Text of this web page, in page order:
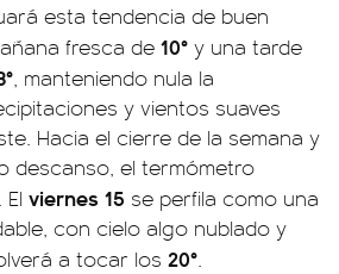
esta tendencia de buen
fresca de 10° y una tarde
, manteniendo nula la
y vientos suaves
Hacia el cierre de la semana y
descanso, el termómetro
viernes 15 se perfila como una
con cielo algo nublado y
a tocar los 20°.